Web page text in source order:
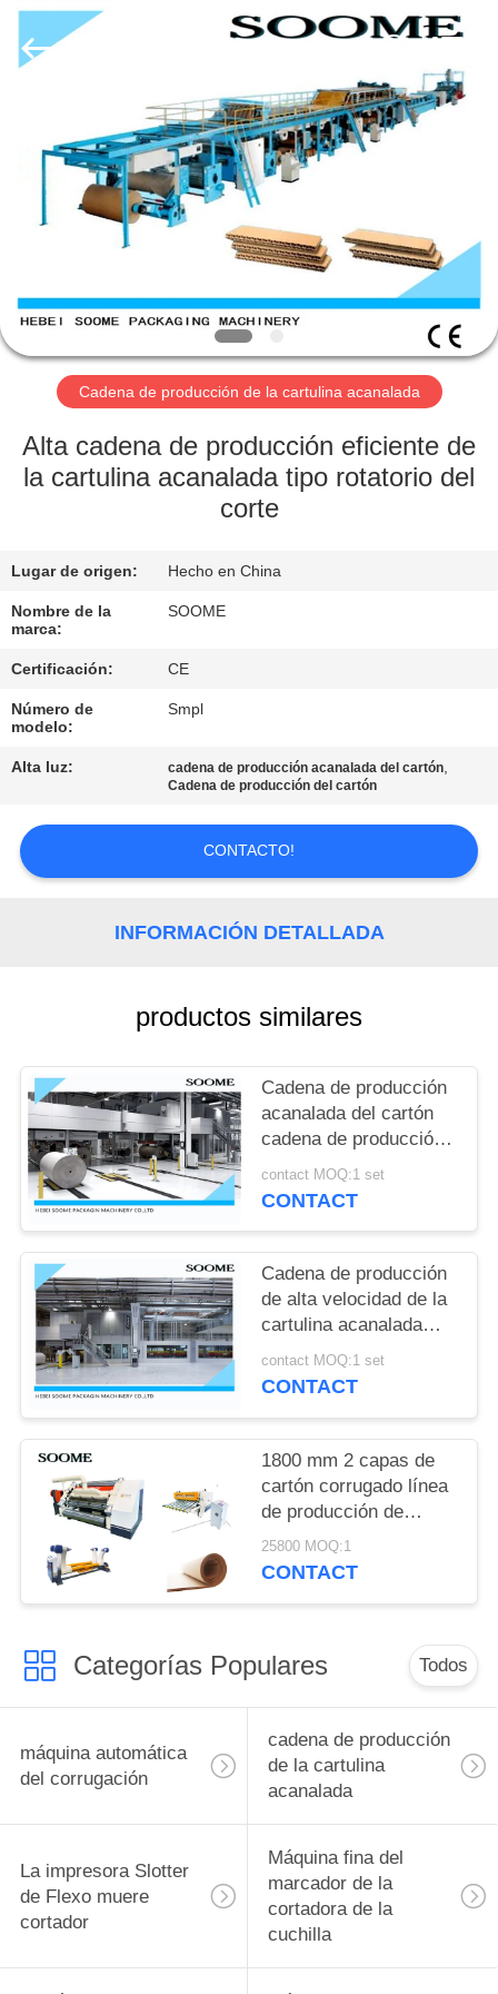
CASA.
PRODUCTOS
SOBRE
NOSOTROS
RECORRIDO
POR
LA
CONTROL
DE
CALIDAD
CONTACTA
CON
NOSOTROS
SOLICITAR
MAPA
DEL
SITIO
POLÍTICAS
DE
PRIVACIDAD
HEBEI
PACKAGING
MACHINERY
CO.,LTD.
Cadena de producción de la cartulina acanalada
Alta cadena de producción eficiente de
la cartulina acanalada tipo rotatorio del
corte
Lugar de origen: Hecho en China
Nombre de la
marca:
SOOME
Certificación: CE
Número de
modelo:
Smpl
Alta luz: cadena de producción acanalada del cartón,
Cadena de producción del cartón
CONTACTO!
INFORMACIÓN DETALLADA
productos similares
Cadena de producción
acanalada del cartón
cadena de producción
de la cartulina
acanalada cartulina
contact MOQ:1 set
CONTACT
Cadena de producción
de alta velocidad de la
cartulina acanalada
cartón de 5 capas que
hace la máquina
contact MOQ:1 set
CONTACT
1800 mm 2 capas de
cartón corrugado línea
de producción de
calefacción tipo vapor
o eléctrico
25800 MOQ:1
CONTACT
Categorías Populares Todos
máquina automática
del corrugación
cadena de producción
de la cartulina
acanalada
La impresora Slotter
de Flexo muere
cortador
Máquina fina del
marcador de la
cortadora de la
cuchilla